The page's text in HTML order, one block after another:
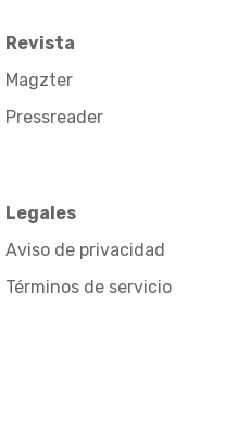
Revista
Magzter
Pressreader
Legales
Aviso de privacidad
Términos de servicio